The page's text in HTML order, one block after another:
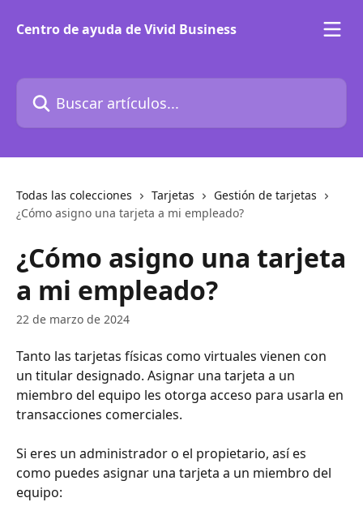
Centro de ayuda de Vivid Business
Buscar artículos...
Todas las colecciones Tarjetas
Gestión de tarjetas
¿Cómo asigno una tarjeta a mi empleado?
¿Cómo asigno una tarjeta
a mi empleado?
22 de marzo de 2024
Tanto las tarjetas físicas como virtuales vienen con
un titular designado. Asignar una tarjeta a un
miembro del equipo les otorga acceso para usarla en
transacciones comerciales.
Si eres un administrador o el propietario, así es
como puedes asignar una tarjeta a un miembro del
equipo: